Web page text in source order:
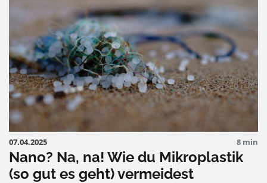
07.04.2025 8 min
Nano? Na, na! Wie du Mikroplastik
(so gut es geht) vermeidest